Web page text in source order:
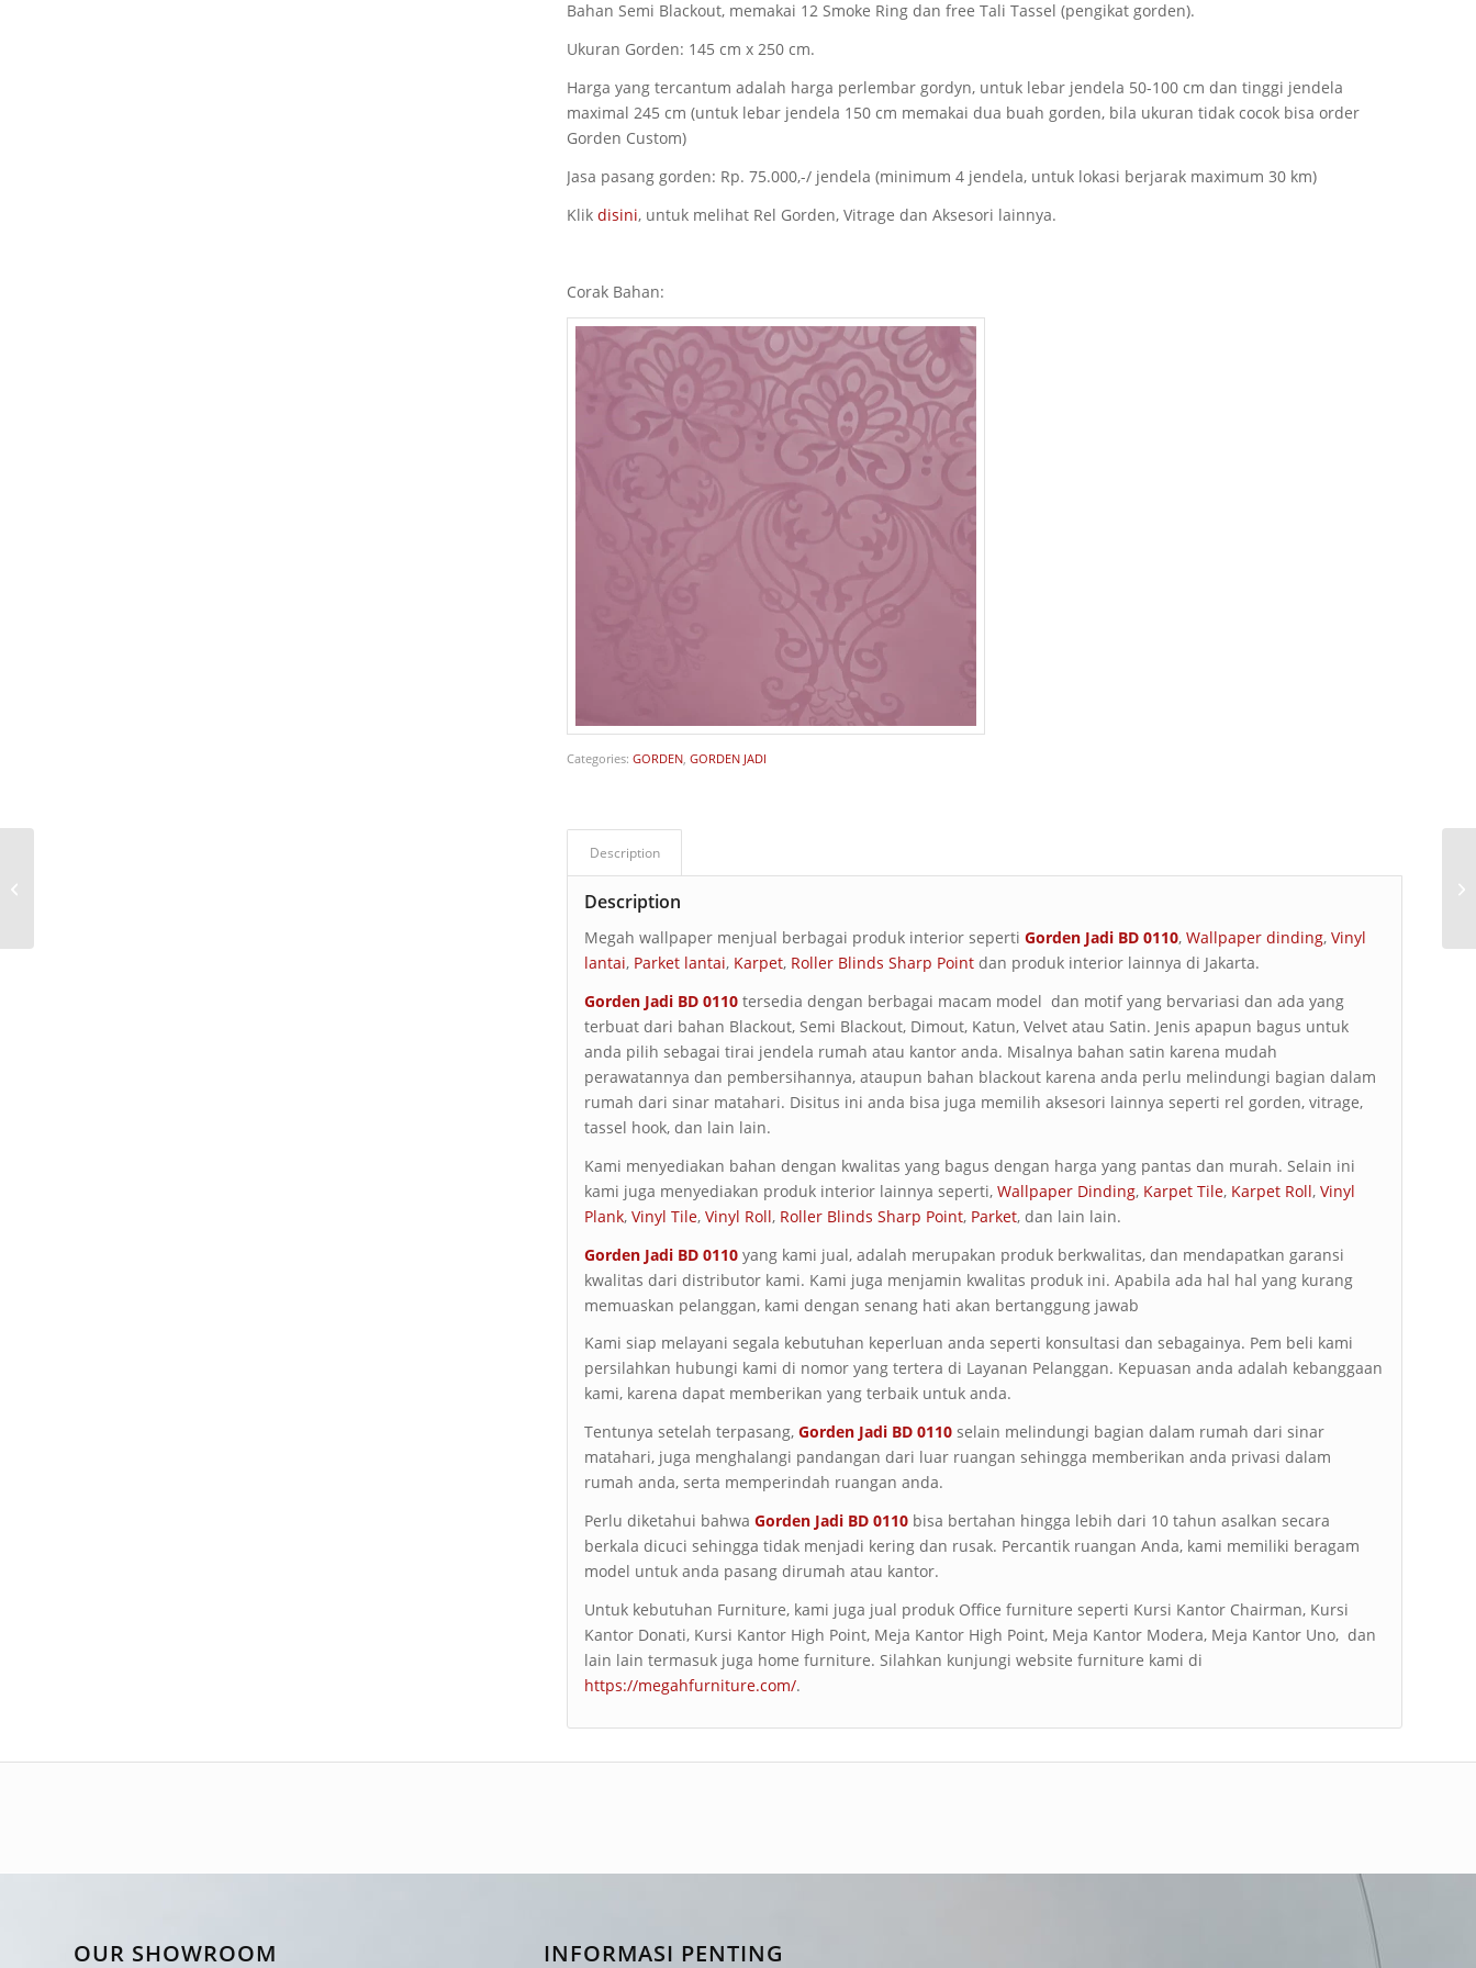
Bahan Semi Blackout, memakai 12 Smoke Ring dan free Tali Tassel (pengikat gorden).
Ukuran Gorden: 145 cm x 250 cm.
Harga yang tercantum adalah harga perlembar gordyn, untuk lebar jendela 50-100 cm dan tinggi jendela
maximal 245 cm (untuk lebar jendela 150 cm memakai dua buah gorden, bila ukuran tidak cocok bisa order
Gorden Custom)
Jasa pasang gorden: Rp. 75.000,-/ jendela (minimum 4 jendela, untuk lokasi berjarak maximum 30 km)
Klikdisini, untuk melihat Rel Gorden, Vitrage dan Aksesori lainnya.
Corak Bahan:
Categories:GORDEN,GORDEN JADI
Description
Description
Megah wallpaper menjual berbagai produk interior sepertiGorden Jadi BD 0110,Wallpaper dinding,Vinyl
lantai, Parket lantai, Karpet, Roller Blinds Sharp Point dan produk interior lainnya di Jakarta.
Gorden Jadi BD 0110 tersedia dengan berbagai macam model dan motif yang bervariasi dan ada yang
terbuat dari bahan Blackout, Semi Blackout, Dimout, Katun, Velvet atau Satin. Jenis apapun bagus untuk
anda pilih sebagai tirai jendela rumah atau kantor anda. Misalnya bahan satin karena mudah
perawatannya dan pembersihannya, ataupun bahan blackout karena anda perlu melindungi bagian dalam
rumah dari sinar matahari. Disitus ini anda bisa juga memilih aksesori lainnya seperti rel gorden, vitrage,
tassel hook, dan lain lain.
Kami menyediakan bahan dengan kwalitas yang bagus dengan harga yang pantas dan murah. Selain ini
kami juga menyediakan produk interior lainnya seperti,Wallpaper Dinding, Karpet Tile, Karpet Roll,Vinyl
Plank,Vinyl Tile,Vinyl Roll, Roller Blinds Sharp Point, Parket, dan lain lain.
Gorden Jadi BD 0110 yang kami jual, adalah merupakan produk berkwalitas, dan mendapatkan garansi
kwalitas dari distributor kami. Kami juga menjamin kwalitas produk ini. Apabila ada hal hal yang kurang
memuaskan pelanggan, kami dengan senang hati akan bertanggung jawab
Kami siap melayani segala kebutuhan keperluan anda seperti konsultasi dan sebagainya. Pem beli kami
persilahkan hubungi kami di nomor yang tertera di Layanan Pelanggan. Kepuasan anda adalah kebanggaan
kami, karena dapat memberikan yang terbaik untuk anda.
Tentunya setelah terpasang,Gorden Jadi BD 0110 selain melindungi bagian dalam rumah dari sinar
matahari, juga menghalangi pandangan dari luar ruangan sehingga memberikan anda privasi dalam
rumah anda, serta memperindah ruangan anda.
Perlu diketahui bahwaGorden Jadi BD 0110 bisa bertahan hingga lebih dari 10 tahun asalkan secara
berkala dicuci sehingga tidak menjadi kering dan rusak. Percantik ruangan Anda, kami memiliki beragam
model untuk anda pasang dirumah atau kantor.
Untuk kebutuhan Furniture, kami juga jual produk Office furniture seperti Kursi Kantor Chairman, Kursi
Kantor Donati, Kursi Kantor High Point, Meja Kantor High Point, Meja Kantor Modera, Meja Kantor Uno, dan
lain lain termasuk juga home furniture. Silahkan kunjungi website furniture kami di
https://megahfurniture.com/.
OUR SHOWROOM INFORMASI PENTING